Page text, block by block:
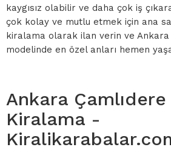
kaygısız olabilir ve daha çok iş
çok kolay ve mutlu etmek için ana
kiralama olarak ilan verin ve
modelinde en özel anları hemen
Ankara
Kiralama -